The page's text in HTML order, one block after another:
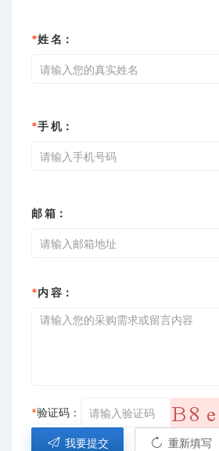
*姓 名：
*手 机：
邮 箱：
*内 容：
*验证码：
我要提交 重新填写